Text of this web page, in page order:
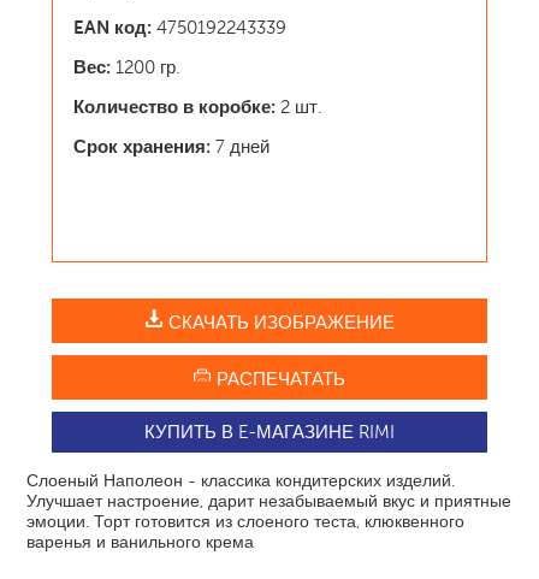
EAN код: 4750192243339
Вес: 1200 гр.
Количество в коробке: 2 шт.
Срок хранения: 7 дней
СКАЧАТЬ ИЗОБРАЖЕНИЕ
РАСПЕЧАТАТЬ
КУПИТЬ В E-МАГАЗИНЕ RIMI
Слоеный Наполеон - классика кондитерских изделий.
Улучшает настроение, дарит незабываемый вкус и приятные
эмоции. Торт готовится из слоеного теста, клюквенного
варенья и ванильного крема